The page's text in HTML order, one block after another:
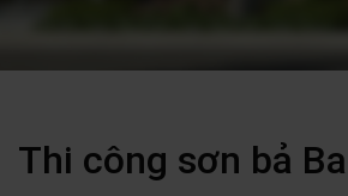
Thi công sơn bả